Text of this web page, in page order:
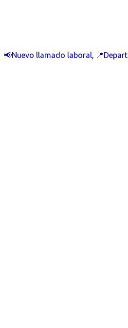
📢Nuevo llamado laboral,